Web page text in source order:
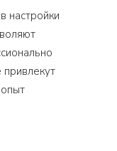
настройки